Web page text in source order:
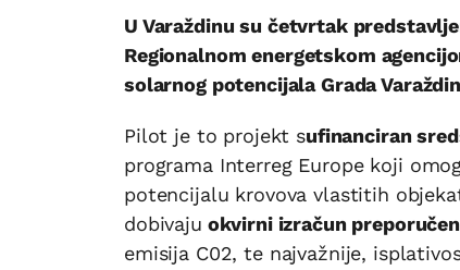
U Varaždinu su četvrtak
Regionalnom energetskom
solarnog potencijala Grada
Pilot je to projekt sufinanciran
programa Interreg Europe koji
potencijalu krovova vlastitih
dobivaju okvirni izračun
emisija C02, te najvažnije,